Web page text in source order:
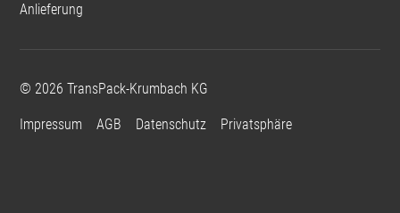
Anlieferung
© 2026 TransPack-Krumbach KG
Impressum AGB Datenschutz Privatsphäre